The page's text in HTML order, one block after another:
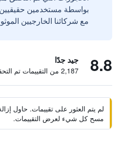
مع شركائنا الخارجيين
8.8 جيد جدًا
2,187 من التقييمات تم التحقق منها
لم يتم العثور على تقييمات. حاول
مسح كل شيء لعرض التقييمات.